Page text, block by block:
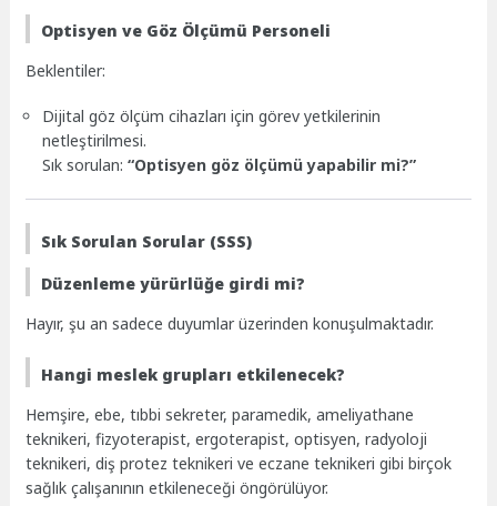
Optisyen ve Göz Ölçümü Personeli
Beklentiler:
Dijital göz ölçüm cihazları için görev yetkilerinin
netleştirilmesi.
Sık sorulan:“Optisyen göz ölçümü yapabilir mi?”
Sık Sorulan Sorular (SSS)
Düzenleme yürürlüğe girdi mi?
Hayır, şu an sadece duyumlar üzerinden konuşulmaktadır.
Hangi meslek grupları etkilenecek?
Hemşire, ebe, tıbbi sekreter, paramedik, ameliyathane
teknikeri, fizyoterapist, ergoterapist, optisyen, radyoloji
teknikeri, diş protez teknikeri ve eczane teknikeri gibi birçok
sağlık çalışanının etkileneceği öngörülüyor.